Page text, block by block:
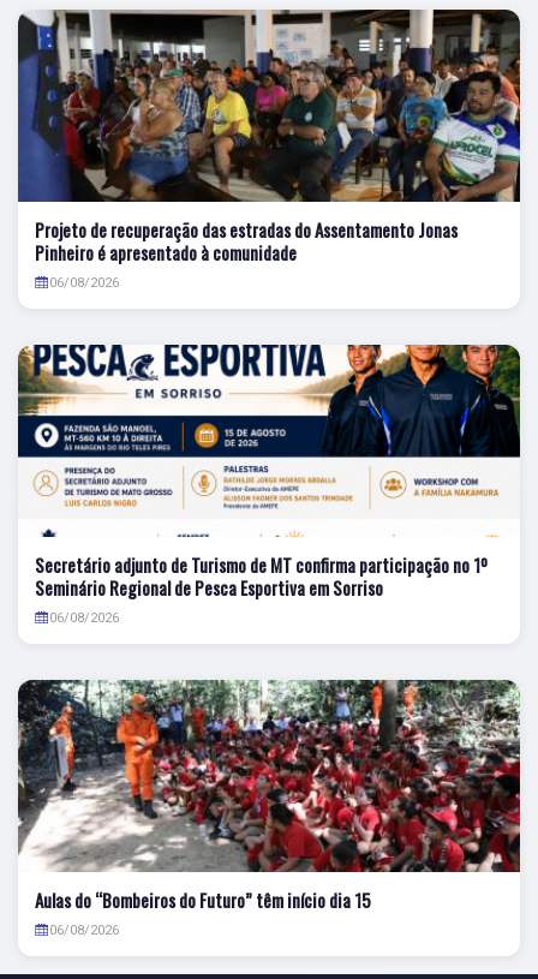
Projeto de recuperação das estradas do Assentamento Jonas
Pinheiro é apresentado à comunidade
06/08/2026
Secretário adjunto de Turismo de MT confirma participação no 1º
Seminário Regional de Pesca Esportiva em Sorriso
06/08/2026
Aulas do “Bombeiros do Futuro” têm início dia 15
06/08/2026